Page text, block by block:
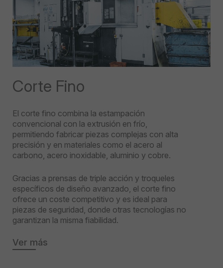
Corte Fino
El corte fino combina la estampación
convencional con la extrusión en frío,
permitiendo fabricar piezas complejas con alta
precisión y en materiales como el acero al
carbono, acero inoxidable, aluminio y cobre.
Gracias a prensas de triple acción y troqueles
específicos de diseño avanzado, el corte fino
ofrece un coste competitivo y es ideal para
piezas de seguridad, donde otras tecnologías no
garantizan la misma fiabilidad.
Ver más